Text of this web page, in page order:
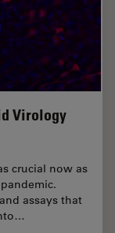
Virology
crucial now as
assays that